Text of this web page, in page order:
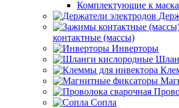
Комплектующие к
контактные (массы)
Инверторы
Сопла